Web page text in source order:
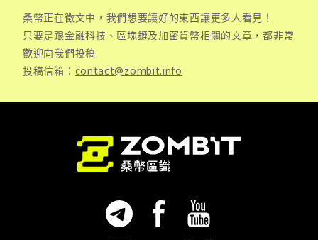
桑幣正在徵文中，我們想要讓好的東西讓更多人看見！
只要是跟金融科技、區塊鏈及加密貨幣相關的文章，都非常
歡迎向我們投稿
投稿信箱： contact@zombit.info